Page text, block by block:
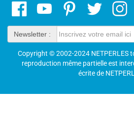
Newsletter :
Copyright © 2002-2024 NETPERLES
reproduction même partielle est
écrite de